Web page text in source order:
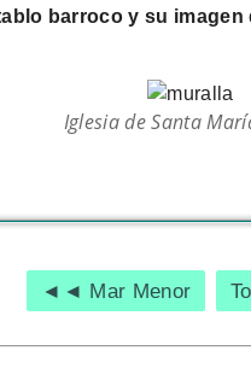
barroco y su imagen
Iglesia de Santa
◄◄ Mar Menor